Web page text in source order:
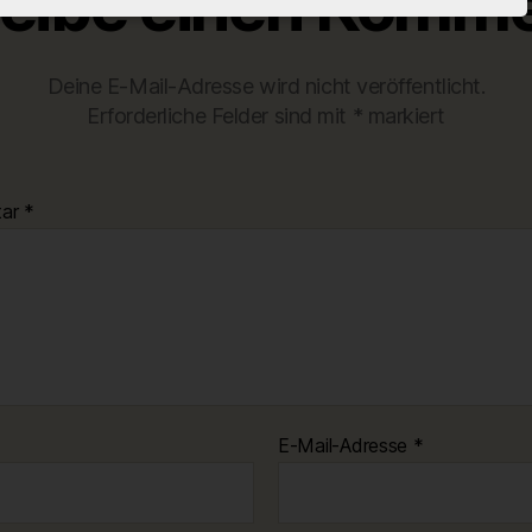
Deine E-Mail-Adresse wird nicht veröffentlicht.
Erforderliche Felder sind mit * markiert
*
E-Mail-Adresse *